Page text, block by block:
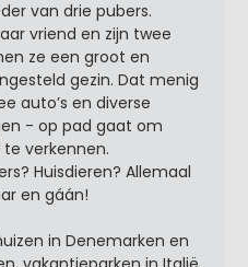
van drie pubers.
vriend en zijn twee
ze een groot en
gezin. Dat menig
auto’s en diverse
- op pad gaat om
verkennen.
Huisdieren? Allemaal
en gáán!
in Denemarken en